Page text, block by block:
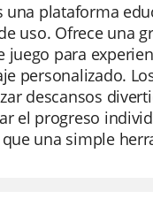
una plataforma
uso. Ofrece una
juego para
personalizado.
descansos
el progreso
una simple